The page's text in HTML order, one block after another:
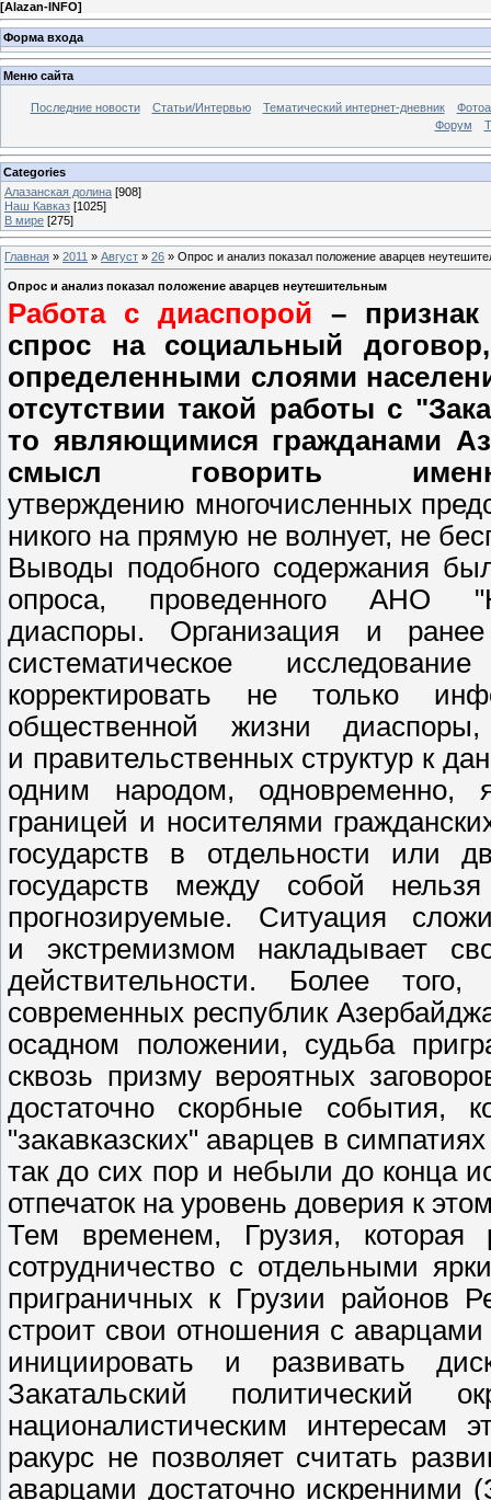
[Alazan-INFO]
Форма входа
Меню сайта
Последние новости Статьи/Интервью Тематический интернет-дневник
Форум
Categories
Алазанская долина [908]
Наш Кавказ [1025]
В мире [275]
Главная » 2011 » Август » 26 » Опрос и анализ показал положение аварцев
Опрос и анализ показал положение аварцев неутешительным
Работа с диаспорой – признак
спрос на социальный
определенными слоями
отсутствии такой работы с
то являющимися гражданами
смысл говорить
утверждению многочисленных
никого на прямую не волнует, не
Выводы подобного содержания
опроса, проведенного АНО
диаспоры. Организация и
систематическое
корректировать не только
общественной жизни
и правительственных структур к
одним народом, одновременно,
границей и носителями
государств в отдельности или
государств между собой
прогнозируемые. Ситуация
и экстремизмом накладывает
действительности. Более
современных республик
осадном положении, судьба
сквозь призму вероятных
достаточно скорбные события,
"закавказских" аварцев в
так до сих пор и небыли до конца
отпечаток на уровень доверия к
Тем временем, Грузия, которая
сотрудничество с отдельными
приграничных к Грузии районов
строит свои отношения с
инициировать и развивать
Закатальский политический
националистическим интересам
ракурс не позволяет считать
аварцами достаточно искренними